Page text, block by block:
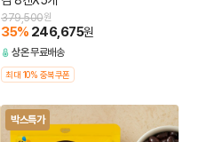
379,500원
35% 246,675원
상온무료배송
최대 10% 중복쿠폰
박스특가